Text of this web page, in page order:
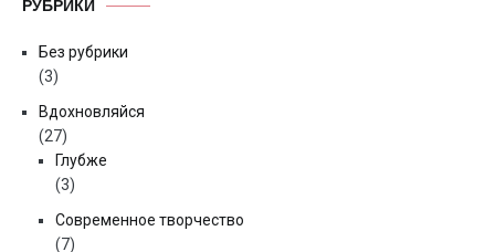
РУБРИКИ
Без рубрики
(3)
Вдохновляйся
(27)
Глубже
(3)
Современное творчество
(7)